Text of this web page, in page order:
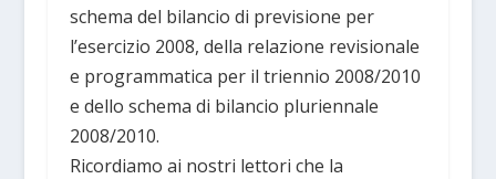
schema del bilancio di previsione per
l’esercizio 2008, della relazione revisionale
e programmatica per il triennio 2008/2010
e dello schema di bilancio pluriennale
2008/2010.
Ricordiamo ai nostri lettori che la